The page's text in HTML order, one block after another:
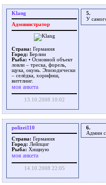
Klang
Администратор
Страна: Германия
Город: Берлин
Рыба: • Основной объект
ловли – треска, форель,
щука, окунь. Эпизодически
– селёдка, хорнфиш,
виттлинг.
моя анкета
13.10.2008 10:02
5.
У
polizei110
Страна: Германия
Город: Лейпциг
Рыба: Хищную
моя анкета
14.10.2008 22:05
6.
Админ с